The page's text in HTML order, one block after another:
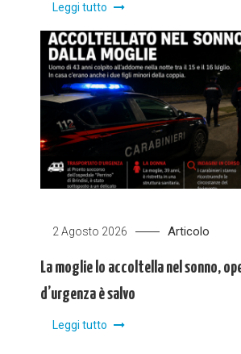
Leggi tutto
2 Agosto 2026 Articolo
La moglie lo accoltella nel sonno,
d’urgenza è salvo
Leggi tutto